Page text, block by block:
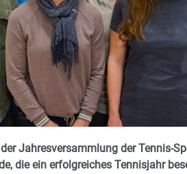
Jahresversammlung der Tennis-
die ein erfolgreiches Tennisjahr